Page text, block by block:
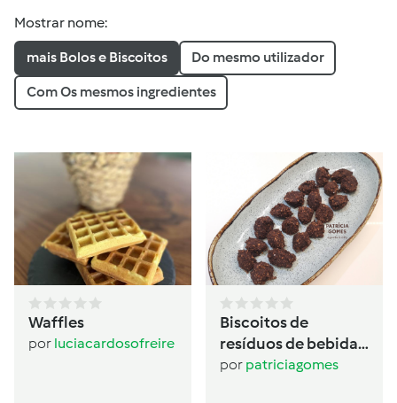
Mostrar nome:
mais Bolos e Biscoitos Do mesmo utilizador
Com Os mesmos ingredientes
Waffles
por luciacardosofreire
Biscoitos de
resíduos de bebida
de aveia
por patriciagomes